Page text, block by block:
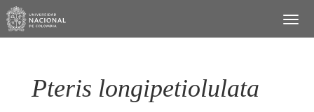
Pteris longipetiolulata